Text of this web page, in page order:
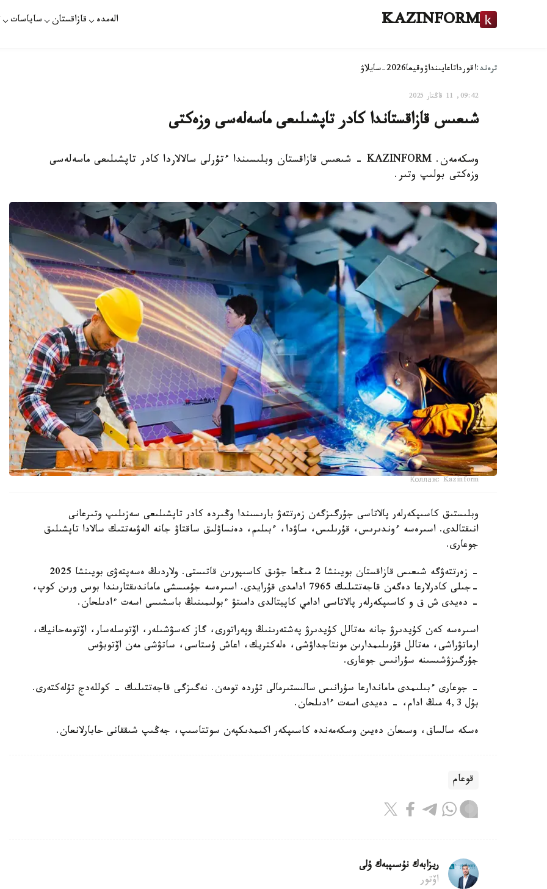
KAZINFORM الەمدە قازاقستان ساياسات
ترەند:اقورداتاعايىنداۋوقيعا2026-سايلاۋ
09:42, 11 قاڭتار 2025
شىعىس قازاقستاندا كادر تاپشىلىعى ماسەلەسى وزەكتى
وسكەمەن. KAZINFORM - شىعىس قازاقستان وبلىسىندا ءتۇرلى سالالاردا كادر تاپشىلىعى ماسەلەسى
وزەكتى بولىپ وتىر.
Коллаж: Kazinform
وبلىستىق كاسىپكەرلەر پالاتاسى جۇرگىزگەن زەرتتەۋ بارىسىندا وڭىردە كادر تاپشىلىعى سەزىلىپ وتىرعانى
انىقتالدى. اسىرەسە ءوندىرىس، قۇرىلىس، ساۋدا، ءبىلىم، دەنساۋلىق ساقتاۋ جانە الەۋمەتتىك سالادا تاپشىلىق
جوعارى.
- زەرتتەۋگە شىعىس قازاقستان بويىنشا 2 مىڭعا جۋىق كاسىپورىن قاتىستى. ولاردىڭ ەسەپتەۋى بويىنشا 2025
-جىلى كادرلارعا دەگەن قاجەتتىلىك 7965 ادامدى قۇرايدى. اسىرەسە جۇمىسشى ماماندىقتارىندا بوس ورىن كوپ،
- دەيدى ش ق و كاسىپكەرلەر پالاتاسى ادامي كاپيتالدى دامىتۋ ءبولىمىنىڭ باسشىسى اسەت ءادىلحان.
اسىرەسە كەن كۇيدىرۋ جانە مەتالل كۇيدىرۋ پەشتەرىنىڭ وپەراتورى، گاز كەسۋشىلەر، اۆتوسلەسار، اۆتومەحانيك،
ارماتۋراشى، مەتالل قۇرىلىمدارىن مونتاجداۋشى، ەلەكتريك، اعاش ۇستاسى، ساتۋشى مەن اۆتوبۋس
جۇرگىزۋشىسىنە سۇرانىس جوعارى.
- جوعارى ءبىلىمدى ماماندارعا سۇرانىس سالىستىرمالى تۇردە تومەن. نەگىزگى قاجەتتىلىك - كوللەدج تۇلەكتەرى.
بۇل 4,3 مىڭ ادام، - دەيدى اسەت ءادىلحان.
ەسكە سالساق، وسىعان دەيىن وسكەمەندە كاسىپكەر اكىمدىكپەن سوتتاسىپ، جەڭىپ شىققانى حابارلانعان.
قوعام
ريزابەك نۇسىپبەك ۇلى
اۆتور